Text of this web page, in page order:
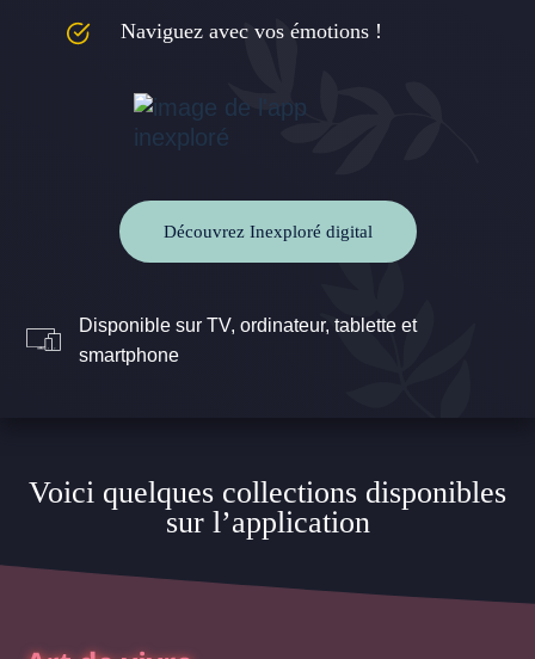
Naviguez avec vos émotions !
Découvrez Inexploré digital
Disponible sur TV, ordinateur, tablette et
smartphone
Voici quelques collections disponibles
sur l’application